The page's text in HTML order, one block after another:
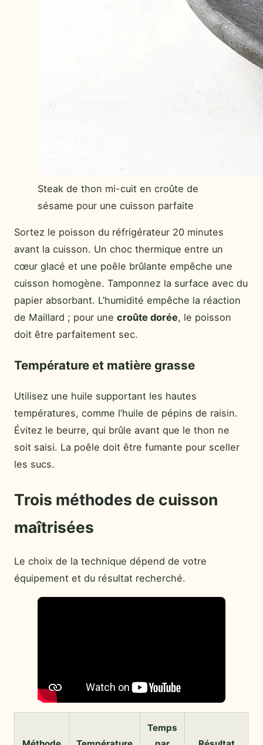
Steak de thon mi-cuit en croûte de
sésame pour une cuisson parfaite
Sortez le poisson du réfrigérateur 20 minutes
avant la cuisson. Un choc thermique entre un
cœur glacé et une poêle brûlante empêche une
cuisson homogène. Tamponnez la surface avec du
papier absorbant. L’humidité empêche la réaction
de Maillard ; pour une croûte dorée, le poisson
doit être parfaitement sec.
Température et matière grasse
Utilisez une huile supportant les hautes
températures, comme l’huile de pépins de raisin.
Évitez le beurre, qui brûle avant que le thon ne
soit saisi. La poêle doit être fumante pour sceller
les sucs.
Trois méthodes de cuisson
maîtrisées
Le choix de la technique dépend de votre
équipement et du résultat recherché.
Temps